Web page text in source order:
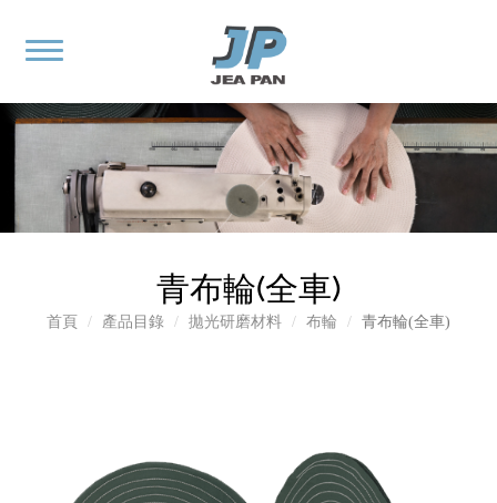
青布輪(全車)
首頁 產品目錄 拋光研磨材料 布輪 青布輪(全車)